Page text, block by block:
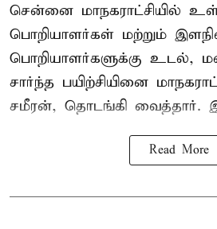
சென்னை மாநகராட்சியில்
பொறியாளர்கள் மற்றும்
பொறியாளர்களுக்கு உடல்,
சார்ந்த பயிற்சியினை
சமீரன், தொடங்கி வைத்தார்.
Read More